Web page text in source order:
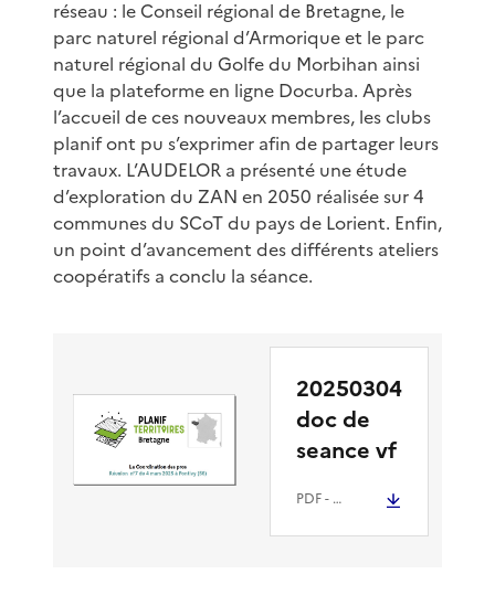
réseau : le Conseil régional de Bretagne, le
parc naturel régional d’Armorique et le parc
naturel régional du Golfe du Morbihan ainsi
que la plateforme en ligne Docurba. Après
l’accueil de ces nouveaux membres, les clubs
planif ont pu s’exprimer afin de partager leurs
travaux. L’AUDELOR a présenté une étude
d’exploration du ZAN en 2050 réalisée sur 4
communes du SCoT du pays de Lorient. Enfin,
un point d’avancement des différents ateliers
coopératifs a conclu la séance.
20250304
doc de
seance vf
PDF- 5.9 Mio